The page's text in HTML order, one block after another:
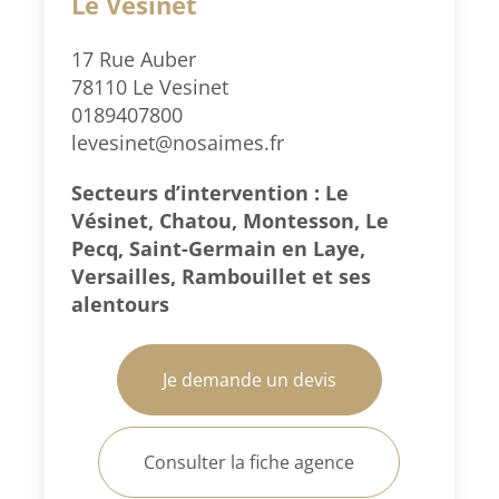
17 Rue Auber
78110 Le Vesinet
0189407800
levesinet@nosaimes.fr
Secteurs d’intervention : Le
Vésinet, Chatou, Montesson, Le
Pecq, Saint-Germain en Laye,
Versailles, Rambouillet et ses
alentours
Je demande un devis
Consulter la fiche agence